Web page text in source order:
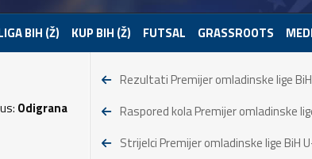
BIH (Ž) KUP BIH (Ž) FUTSAL GRASSROOTS
Odigrana
Rezultati Premijer omladinske lige
Raspored kola Premijer omladinske
Strijelci Premijer omladinske lige BiH